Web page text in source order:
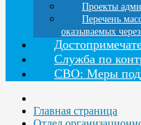
Проекты
Перечень
оказываемых
Служба по
СВО: Меры
Главная страница